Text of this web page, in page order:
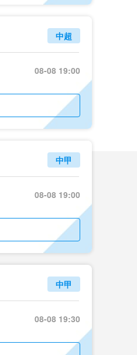
05月25日 全国游泳冠军赛女子50米蝶泳决赛 余依婷 全场录像回放
05月24日 青岛红狮vs山东泰山 全场录像回放
05月24日 重庆铜梁龙vs河南 全场录像回放
05月23日 苏州东吴vs上海海港 全场录像
05月23日 曼城vs伯恩茅斯 全场录像回放
05月22日 石家庄功夫vs北京国安 全场录像
中超
08-08 19:00
中甲
08-08 19:00
中甲
08-08 19:30